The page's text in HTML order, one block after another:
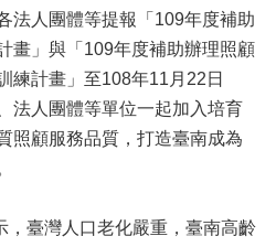
法人團體等提報「109年度補助
畫」與「109年度補助辦理照顧
練計畫」至108年11月22日
法人團體等單位一起加入培育
照顧服務品質，打造臺南成為
臺灣人口老化嚴重，臺南高齡